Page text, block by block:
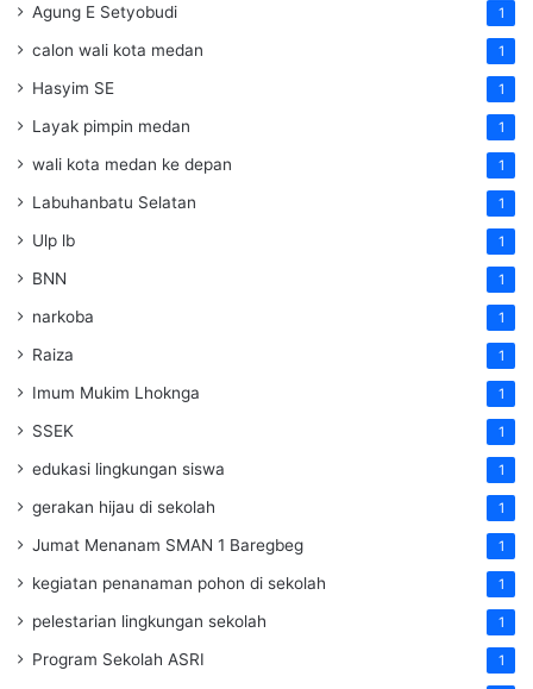
Agung E Setyobudi 1
calon wali kota medan 1
Hasyim SE 1
Layak pimpin medan 1
wali kota medan ke depan 1
Labuhanbatu Selatan 1
Ulp lb 1
BNN 1
narkoba 1
Raiza 1
Imum Mukim Lhoknga 1
SSEK 1
edukasi lingkungan siswa 1
gerakan hijau di sekolah 1
Jumat Menanam SMAN 1 Baregbeg 1
kegiatan penanaman pohon di sekolah 1
pelestarian lingkungan sekolah 1
Program Sekolah ASRI 1